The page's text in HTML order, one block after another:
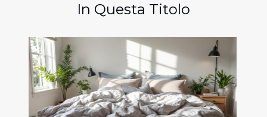
In Questa Titolo